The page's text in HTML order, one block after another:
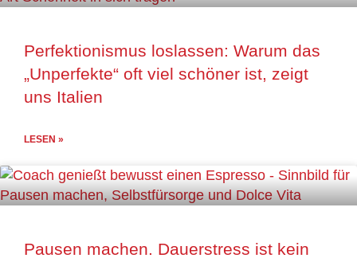
Perfektionismus loslassen: Warum das
„Unperfekte“ oft viel schöner ist, zeigt
uns Italien
LESEN »
Pausen machen. Dauerstress ist kein